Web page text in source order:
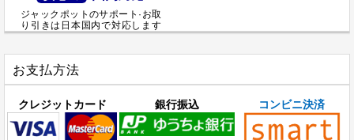
ジャックポットのサポート·お取
り引きは日本国内で対応します
お支払方法
クレジットカード 銀行振込 コンビニ決済